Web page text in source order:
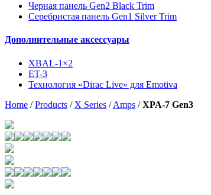
Черная панель Gen2 Black Trim
Серебристая панель Gen1 Silver Trim
Дополнительные аксессуары
XBAL-1×2
ET-3
Технология «Dirac Live» для Emotiva
Home /Products / X Series /Amps /XPA-7 Gen3